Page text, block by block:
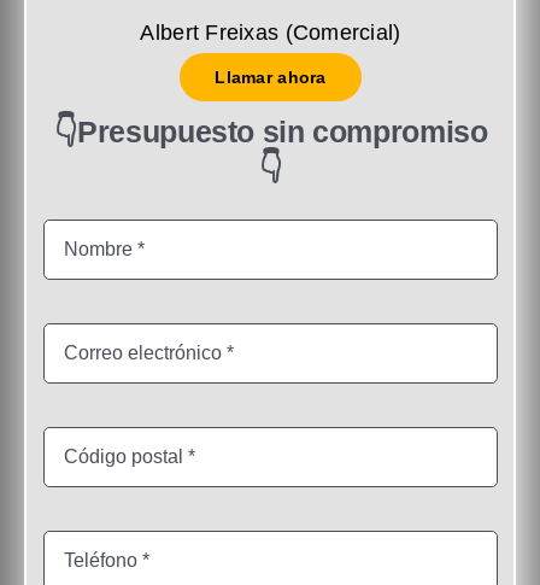
Albert Freixas (Comercial)
Llamar ahora
👇Presupuesto sin compromiso
👇